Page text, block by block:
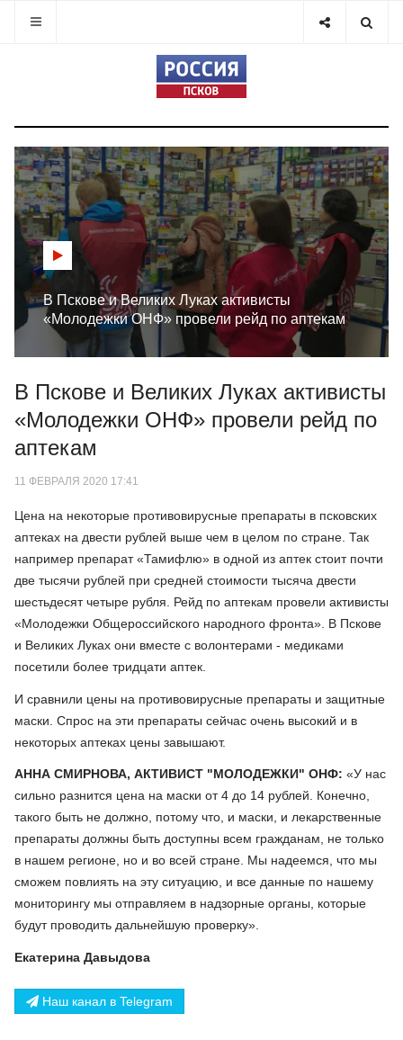
В Пскове и Великих Луках активисты
«Молодежки ОНФ» провели рейд по аптекам
В Пскове и Великих Луках активисты
«Молодежки ОНФ» провели рейд по
аптекам
11 ФЕВРАЛЯ 2020 17:41
Цена на некоторые противовирусные препараты в псковских
аптеках на двести рублей выше чем в целом по стране. Так
например препарат «Тамифлю» в одной из аптек стоит почти
две тысячи рублей при средней стоимости тысяча двести
шестьдесят четыре рубля. Рейд по аптекам провели активисты
«Молодежки Общероссийского народного фронта». В Пскове
и Великих Луках они вместе с волонтерами - медиками
посетили более тридцати аптек.
И сравнили цены на противовирусные препараты и защитные
маски. Спрос на эти препараты сейчас очень высокий и в
некоторых аптеках цены завышают.
АННА СМИРНОВА, АКТИВИСТ "МОЛОДЕЖКИ" ОНФ: «У нас
сильно разнится цена на маски от 4 до 14 рублей. Конечно,
такого быть не должно, потому что, и маски, и лекарственные
препараты должны быть доступны всем гражданам, не только
в нашем регионе, но и во всей стране. Мы надеемся, что мы
сможем повлиять на эту ситуацию, и все данные по нашему
мониторингу мы отправляем в надзорные органы, которые
будут проводить дальнейшую проверку».
Екатерина Давыдова
Наш канал в Telegram